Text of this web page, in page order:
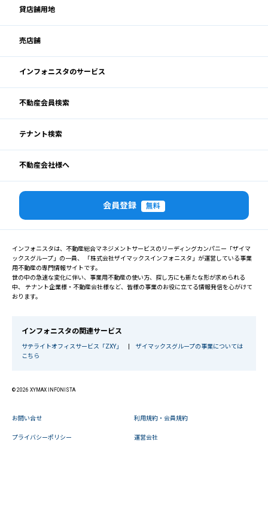
貸店舗用地
売店舗
インフォニスタのサービス
不動産会員検索
テナント検索
不動産会社様へ
会員登録 無料
インフォニスタは、不動産総合マネジメントサービスのリーディングカンパニー「ザイマ
ックスグループ」の一員、 「株式会社ザイマックスインフォニスタ」が運営している事業
用不動産の専門情報サイトです。
世の中の急速な変化に伴い、事業用不動産の使い方、探し方にも新たな形が求められる
中、 テナント企業様・不動産会社様など、皆様の事業のお役に立てる情報発信を心がけて
おります。
インフォニスタの関連サービス
サテライトオフィスサービス「ZXY」
ザイマックスグループの事業については
こちら
© 2026 XYMAX INFONISTA
お問い合せ 利用規約・会員規約
プライバシーポリシー 運営会社